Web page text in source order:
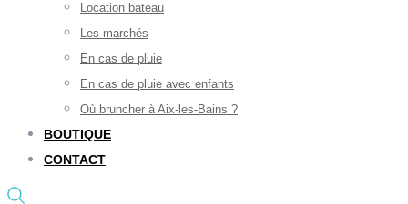
Location bateau
Les marchés
En cas de pluie
En cas de pluie avec enfants
Où bruncher à Aix-les-Bains ?
BOUTIQUE
CONTACT